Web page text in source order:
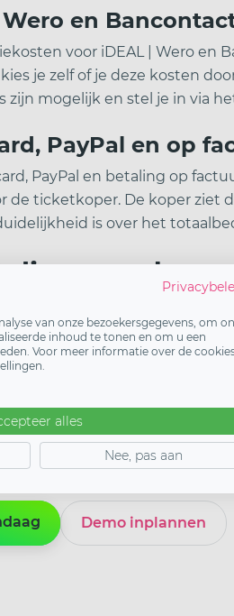
Wero en
voor iDEAL | Wero en
je zelf of je deze kosten
zijn mogelijk en stel je in via
PayPal en op
PayPal en betaling op
de ticketkoper. De koper ziet
is over het
aan de
kies je zelf hoe vaak je
stel je eenmalig in bij je
bankrekening. In het
facturen.
wekelijkse uitbetaling als je
je evenement en je
Demo inplannen
van onze bezoekersgegevens, om
inhoud te tonen en om u een
Voor meer informatie over de
alles
Nee, pas aan